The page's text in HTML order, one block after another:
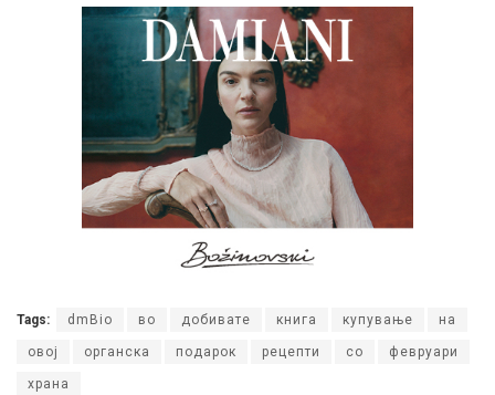
Tags: dmBio во добивате книга купување на
овој органска подарок рецепти со февруари
храна